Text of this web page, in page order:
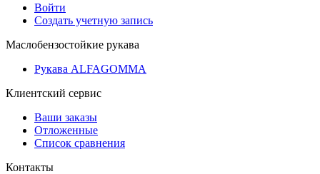
Войти
Создать учетную запись
Маслобензостойкие рукава
Рукава ALFAGOMMA
Клиентский сервис
Ваши заказы
Отложенные
Список сравнения
Контакты